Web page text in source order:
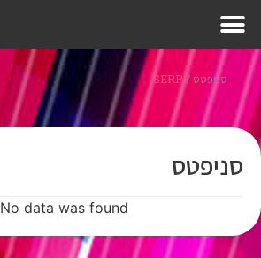
SERP/ סניפטס
סניפטס
No data was found